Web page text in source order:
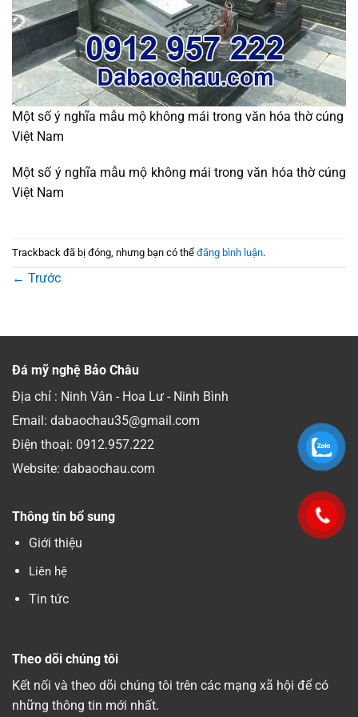
Một số ý nghĩa mẫu mộ không mái trong văn hóa thờ cúng
Việt Nam
Một số ý nghĩa mẫu mộ không mái trong văn hóa thờ cúng
Việt Nam
Trackback đã bị đóng, nhưng bạn có thể đăng bình luận.
← Trước
Đá mỹ nghệ Bảo Châu
Địa chỉ : Ninh Vân - Hoa Lư - Ninh Bình
Email: dabaochau35@gmail.com
Điện thoại: 0912.957.222
Website: dabaochau.com
Thông tin bổ sung
Giới thiệu
Liên hệ
Tin tức
Theo dõi chúng tôi
Kết nối và theo dõi chúng tôi trên các mạng xã hội để có
những thông tin mới nhất.